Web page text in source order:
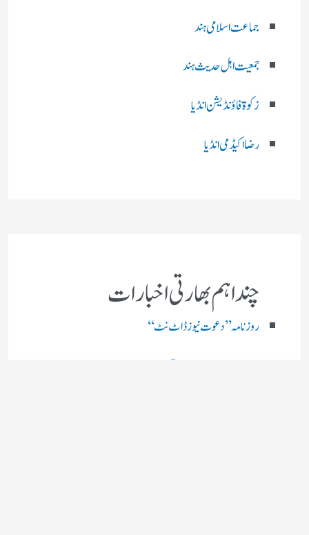
جماعت اسلامی ہند
جمعیت اہل حدیث ہند
زکوۃ فاؤنڈیشن انڈیا
رضا اکیڈمی انڈیا
چند اہم بھارتی اخبارات
روز نامہ ’’ دعوت نیوز ڈاٹ نٹ‘‘
روزنامہ ’’ منصف‘‘ حیدر آباد